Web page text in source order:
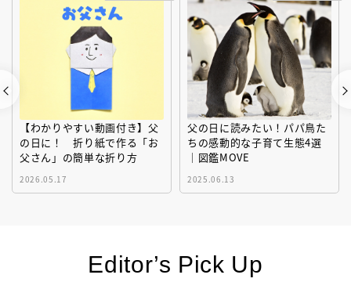
【わかりやすい動画付き】父
の日に！ 折り紙で作る「お
父さん」の簡単な折り方
2026.05.17
父の日に読みたい！パパ鳥た
ちの感動的な子育て生態4選
｜図鑑MOVE
2025.06.13
Editor’s Pick Up